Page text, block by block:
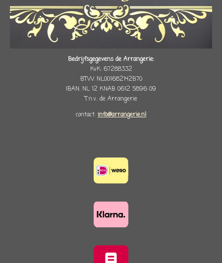
Bedrijfsgegevens de Arrangerie:
KvK: 67288332
BTW: NL001682142B70
IBAN: NL 12 KNAB 0612 5896 09
T.n.v.: de Arrangerie
contact: info@arrangerie.nl